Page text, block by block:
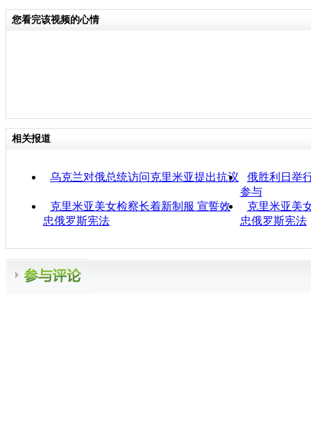
您看完该视频的心情
相关报道
乌克兰对俄总统访问克里米亚提出抗议
俄胜利日举
参与
克里米亚美女检察长着新制服 宣誓效
忠俄罗斯宪法
克里米亚美
忠俄罗斯宪法